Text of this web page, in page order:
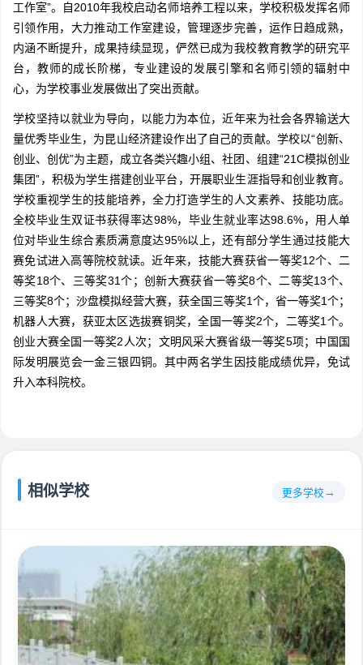
工作室”。自2010年我校启动名师培养工程以来，学校积极发挥名师
引领作用，大力推动工作室建设，管理逐步完善，运作日趋成熟，
内涵不断提升，成果持续显现，俨然已成为我校教育教学的研究平
台，教师的成长阶梯，专业建设的发展引擎和名师引领的辐射中
心，为学校事业发展做出了突出贡献。
学校坚持以就业为导向，以能力为本位，近年来为社会各界输送大
量优秀毕业生，为昆山经济建设作出了自己的贡献。学校以“创新、
创业、创优”为主题，成立各类兴趣小组、社团、组建“21C模拟创业
集团”，积极为学生搭建创业平台，开展职业生涯指导和创业教育。
学校重视学生的技能培养，全力打造学生的人文素养、技能功底。
全校毕业生双证书获得率达98%，毕业生就业率达98.6%，用人单
位对毕业生综合素质满意度达95%以上，还有部分学生通过技能大
赛免试进入高等院校就读。近年来，技能大赛获省一等奖12个、二
等奖18个、三等奖31个；创新大赛获省一等奖8个、二等奖13个、
三等奖8个；沙盘模拟经营大赛，获全国三等奖1个，省一等奖1个；
机器人大赛，获亚太区选拔赛铜奖，全国一等奖2个，二等奖1个。
创业大赛全国一等奖2人次；文明风采大赛省级一等奖5项；中国国
际发明展览会一金三银四铜。其中两名学生因技能成绩优异，免试
升入本科院校。
相似学校 更多学校